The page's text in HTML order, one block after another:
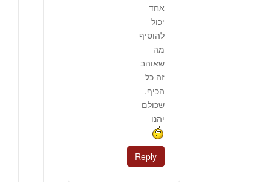
אחד
יכול
להוסיף
מה
שאוהב
זה כל
הכיף.
שכולם
יהנו
Reply